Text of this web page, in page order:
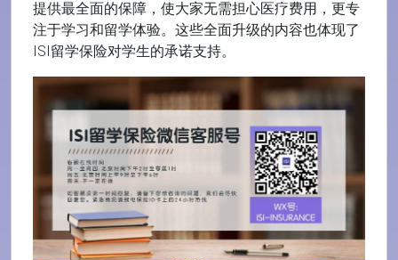
提供最全面的保障，使大家无需担心医疗费用，更专
注于学习和留学体验。这些全面升级的内容也体现了
ISI留学保险对学生的承诺支持。